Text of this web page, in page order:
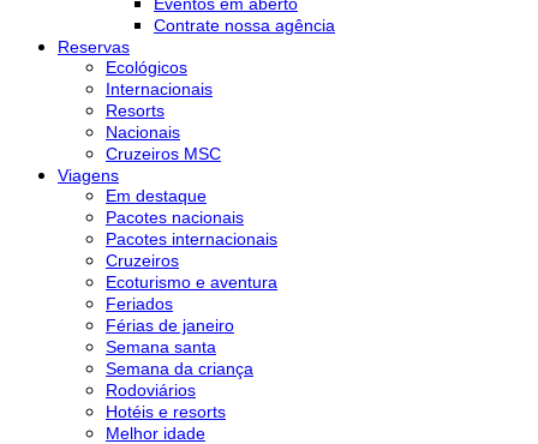
Contrate nossa agência
Reservas
Ecológicos
Internacionais
Resorts
Nacionais
Cruzeiros MSC
Viagens
Em destaque
Pacotes nacionais
Pacotes internacionais
Cruzeiros
Ecoturismo e aventura
Feriados
Férias de janeiro
Semana santa
Semana da criança
Rodoviários
Hotéis e resorts
Melhor idade